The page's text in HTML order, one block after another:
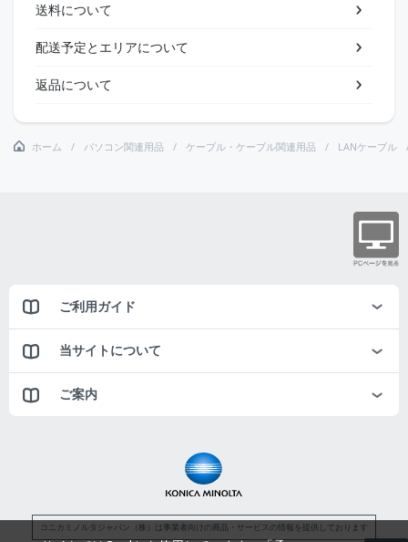
送料について
配送予定とエリアについて
返品について
ホーム パソコン関連用品 ケーブル・ケーブル関連用品 LANケーブル
ご利用ガイド
当サイトについて
ご案内
コニカミノルタジャパン（株）は事業者向けの商品・サービスの情報を提供しております